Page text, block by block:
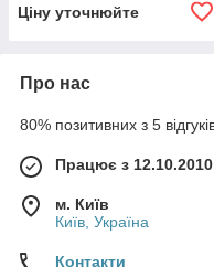
Ціну уточнюйте
Про нас
80% позитивних з 5
Працює з 12.10.2010
м. Київ
Київ, Україна
Контакти